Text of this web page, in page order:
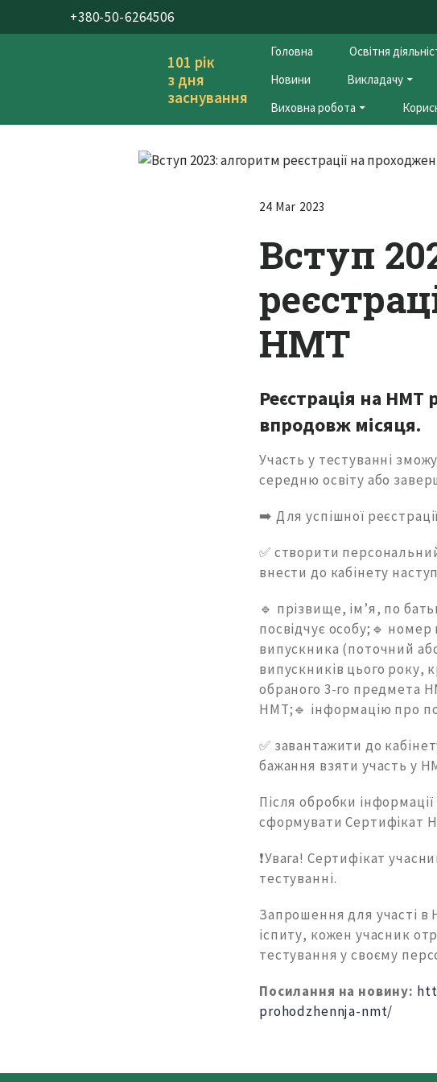
+380-50-6264506
101 рік
з дня
заснування
Головна Освітня
Новини
Викладачу
Виховна робота
24 Mar 2023
Вступ
НМТ
Реєстрація на НМТ
впродовж місяця.
Участь у тестуванні
середню освіту або
➡️ Для успішної
✅ створити
внести до кабінету
🔹 прізвище, ім’я, по
посвідчує особу;🔹
випускника (поточний
випускників цього року,
обраного 3-го предмета
НМТ;🔹 інформацію про
✅ завантажити до
бажання взяти участь у
Після обробки
сформувати Сертифікат
❗️Увага! Сертифікат
тестуванні.
Запрошення для участі в
іспиту, кожен учасник
тестування у своєму
Посилання на новину:
prohodzhennja-nmt/